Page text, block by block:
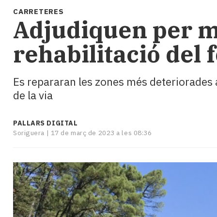
i
turisme
Cultura
Esports
Mai
tant!
i
mitjans
temps
Reportatges
A
escena!
Dis
la
teva!
CARRETERES
Adjudiquen per
rehabilitació del
Es repararan les zones més
de la via
PALLARS DIGITAL
Soriguera | 17 de març de 2023 a les 08:36